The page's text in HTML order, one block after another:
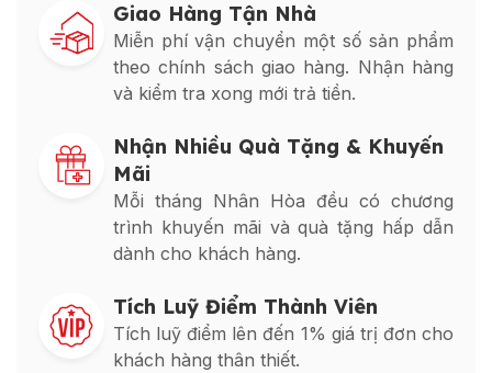
Giao Hàng Tận Nhà
Miễn phí vận chuyển một số sản phẩm
theo chính sách giao hàng. Nhận hàng
và kiểm tra xong mới trả tiền.
Nhận Nhiều Quà Tặng & Khuyến
Mãi
Mỗi tháng Nhân Hòa đều có chương
trình khuyến mãi và quà tặng hấp dẫn
dành cho khách hàng.
Tích Luỹ Điểm Thành Viên
Tích luỹ điểm lên đến 1% giá trị đơn cho
khách hàng thân thiết.